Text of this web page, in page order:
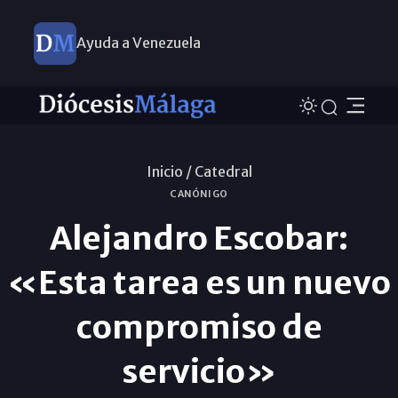
Ayuda a Venezuela
Inicio / Catedral
CANÓNIGO
Alejandro Escobar:
«Esta tarea es un nuevo
compromiso de
servicio»